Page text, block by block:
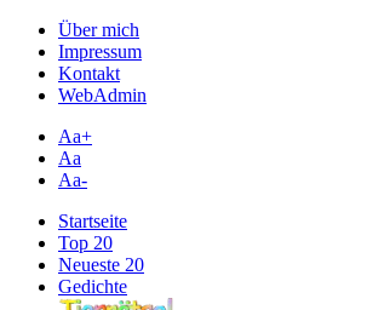
Über mich
Impressum
Kontakt
WebAdmin
Aa+
Aa
Aa-
Startseite
Top 20
Neueste 20
Gedichte